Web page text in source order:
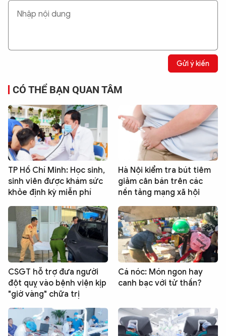
Gửi ý kiến
CÓ THỂ BẠN QUAN TÂM
TP Hồ Chí Minh: Học sinh,
sinh viên được khám sức
khỏe định kỳ miễn phí
Hà Nội kiểm tra bút tiêm
giảm cân bán trên các
nền tảng mạng xã hội
CSGT hỗ trợ đưa người
đột quỵ vào bệnh viện kịp
"giờ vàng" chữa trị
Cá nóc: Món ngon hay
canh bạc với tử thần?